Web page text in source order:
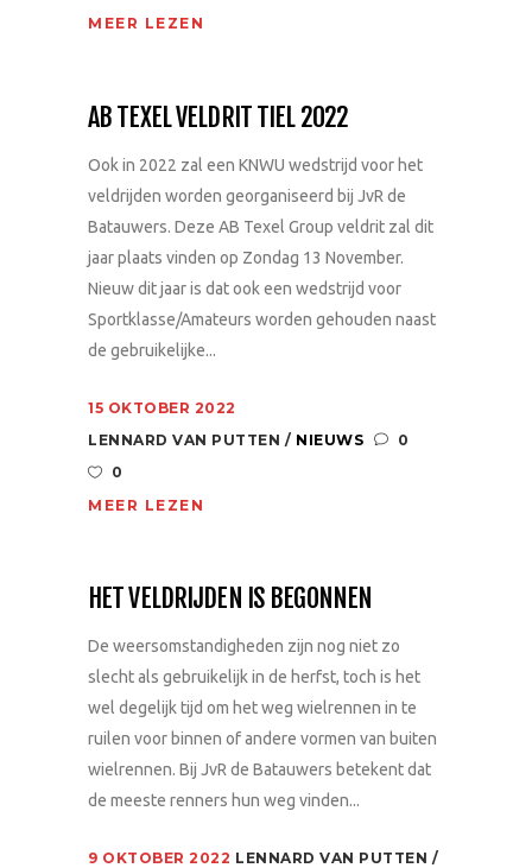
MEER LEZEN
AB TEXEL VELDRIT TIEL 2022
Ook in 2022 zal een KNWU wedstrijd voor het
veldrijden worden georganiseerd bij JvR de
Batauwers. Deze AB Texel Group veldrit zal dit
jaar plaats vinden op Zondag 13 November.
Nieuw dit jaar is dat ook een wedstrijd voor
Sportklasse/Amateurs worden gehouden naast
de gebruikelijke...
15 OKTOBER 2022
LENNARD VAN PUTTEN
NIEUWS
0
0
MEER LEZEN
HET VELDRIJDEN IS BEGONNEN
De weersomstandigheden zijn nog niet zo
slecht als gebruikelijk in de herfst, toch is het
wel degelijk tijd om het weg wielrennen in te
ruilen voor binnen of andere vormen van buiten
wielrennen. Bij JvR de Batauwers betekent dat
de meeste renners hun weg vinden...
9 OKTOBER 2022 LENNARD VAN PUTTEN